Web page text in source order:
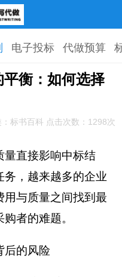
电子投标 代做预算
衡：如何选择
标书百科 点击次数：1298次
量直接影响中标结
，越来越多的企业
与质量之间找到最
者的难题。
后的风险